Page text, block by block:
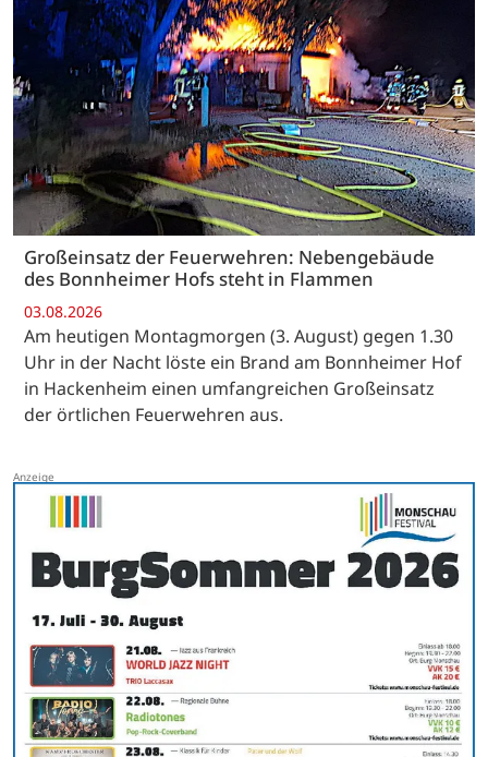
Großeinsatz der Feuerwehren: Nebengebäude
des Bonnheimer Hofs steht in Flammen
03.08.2026
Am heutigen Montagmorgen (3. August) gegen 1.30
Uhr in der Nacht löste ein Brand am Bonnheimer Hof
in Hackenheim einen umfangreichen Großeinsatz
der örtlichen Feuerwehren aus.